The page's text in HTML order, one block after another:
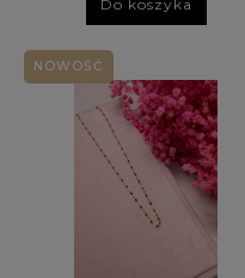
Materiały: (wybierz)
Rodzaj zapięcia: (wybierz)
Personalizacja: (wybierz)
Cena: (wybierz)
Do koszyka
NOWOŚĆ